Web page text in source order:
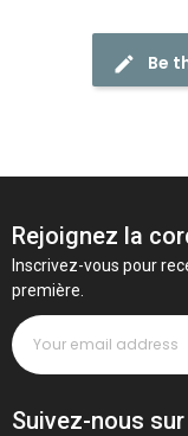
Be
Rejoignez la
Inscrivez-vous pour
première.
Suivez-nous sur